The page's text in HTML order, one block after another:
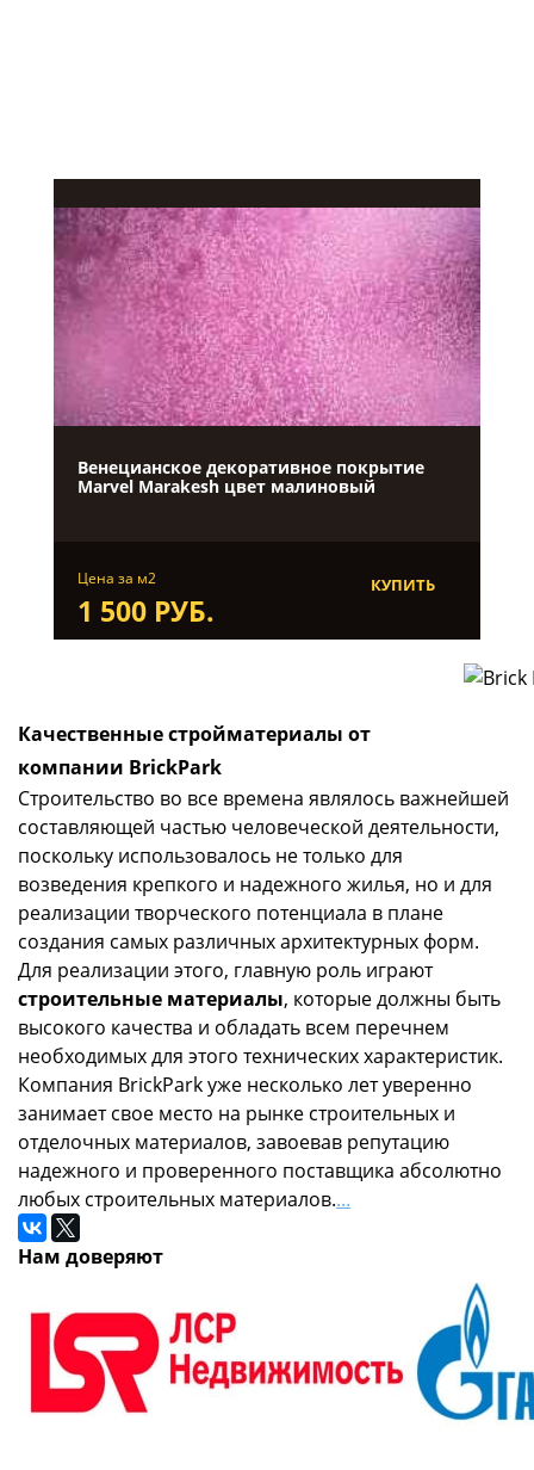
Венецианское декоративное покрытие
Marvel Marakesh цвет малиновый
Цена за м2
1 500 РУБ.
КУПИТЬ
Качественные стройматериалы от
компании BrickPark
Строительство во все времена являлось важнейшей
составляющей частью человеческой деятельности,
поскольку использовалось не только для
возведения крепкого и надежного жилья, но и для
реализации творческого потенциала в плане
создания самых различных архитектурных форм.
Для реализации этого, главную роль играют
строительные материалы, которые должны быть
высокого качества и обладать всем перечнем
необходимых для этого технических характеристик.
Компания BrickPark уже несколько лет уверенно
занимает свое место на рынке строительных и
отделочных материалов, завоевав репутацию
надежного и проверенного поставщика абсолютно
любых строительных материалов....
Нам доверяют